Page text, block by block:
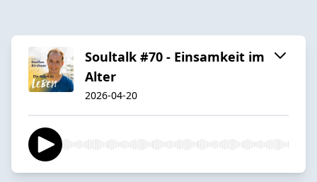
Soultalk #70 - Einsamkeit im
Alter
2026-04-20